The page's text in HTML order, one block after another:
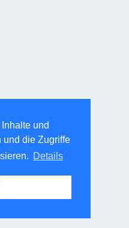
und
und die Zugriffe
Details